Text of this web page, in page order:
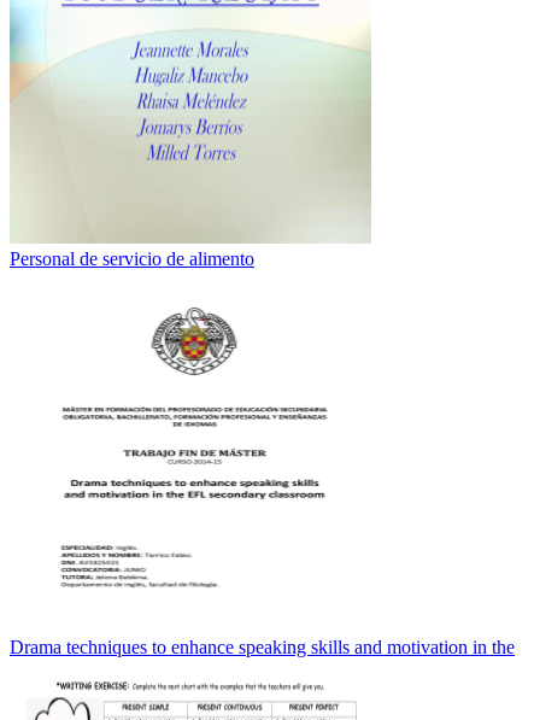
Personal de servicio de alimento
Drama techniques to enhance speaking skills and motivation in the